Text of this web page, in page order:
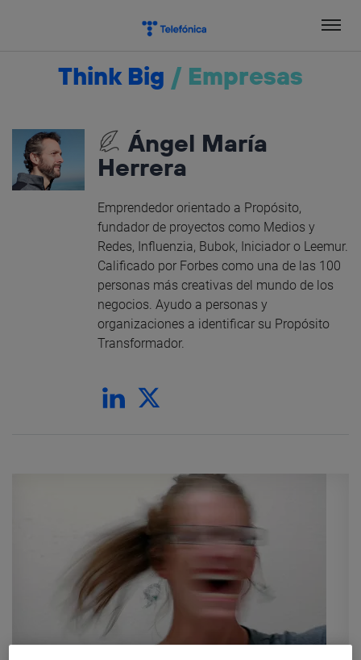
Think Big / Empresas
Ángel María
Herrera
Emprendedor orientado a Propósito,
fundador de proyectos como Medios y
Redes, Influenzia, Bubok, Iniciador o Leemur.
Calificado por Forbes como una de las 100
personas más creativas del mundo de los
negocios. Ayudo a personas y
organizaciones a identificar su Propósito
Transformador.